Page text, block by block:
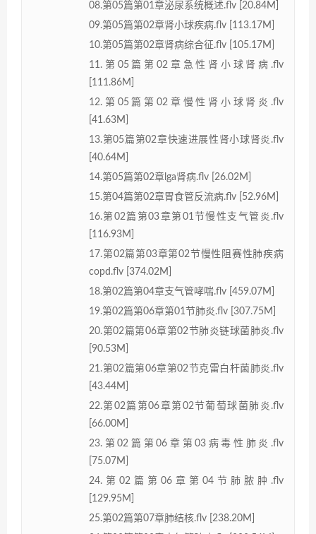
08.第05篇第01章泌尿系统概述.flv [20.84M]
09.第05篇第02章肾小球疾病.flv [113.17M]
10.第05篇第02章肾病综合征.flv [105.17M]
11.第05篇第02章急性肾小球肾病.flv
[111.86M]
12.第05篇第02章慢性肾小球肾炎.flv
[41.63M]
13.第05篇第02章快速进展性肾小球肾炎.flv
[40.64M]
14.第05篇第02章lga肾病.flv [26.02M]
15.第04篇第02章胃食管反流病.flv [52.96M]
16.第02篇第03章第01节慢性支气管炎.flv
[116.93M]
17.第02篇第03章第02节慢性阻赛性肺疾病
copd.flv [374.02M]
18.第02篇第04章支气管哮喘.flv [459.07M]
19.第02篇第06章第01节肺炎.flv [307.75M]
20.第02篇第06章第02节肺炎链球菌肺炎.flv
[90.53M]
21.第02篇第06章第02节克雷白杆菌肺炎.flv
[43.44M]
22.第02篇第06章第02节葡萄球菌肺炎.flv
[66.00M]
23.第02篇第06章第03病毒性肺炎.flv
[75.07M]
24.第02篇第06章第04节肺脓肿.flv
[129.95M]
25.第02篇第07章肺结核.flv [238.20M]